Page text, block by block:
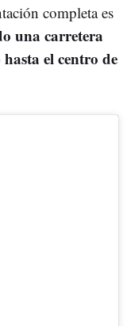
completa es
una carretera
el centro de